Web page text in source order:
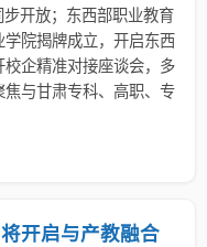
开放；东西部职业教育
院揭牌成立，开启东西
企精准对接座谈会，多
与甘肃专科、高职、专
开启与产教融合